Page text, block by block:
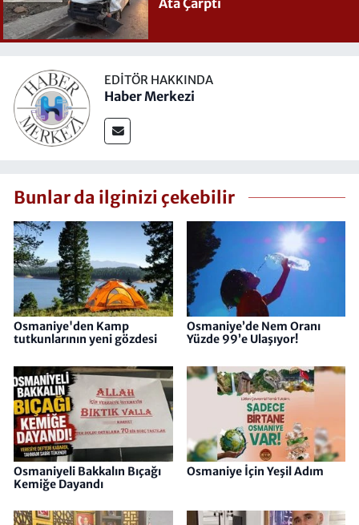
Ata Çarptı
EDITÖR HAKKINDA
Haber Merkezi
Bunlar da ilginizi çekebilir
Osmaniye'den Kamp
tutkunlarının yeni gözdesi
Osmaniye’de Nem Oranı
Yüzde 99’e Ulaşıyor!
Osmaniyeli Bakkalın Bıçağı
Kemiğe Dayandı
Osmaniye İçin Yeşil Adım